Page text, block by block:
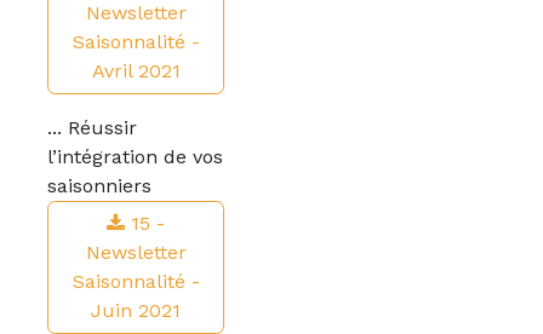
Newsletter
Saisonnalité -
Avril 2021
... Réussir
l’intégration de vos
saisonniers
15 -
Newsletter
Saisonnalité -
Juin 2021